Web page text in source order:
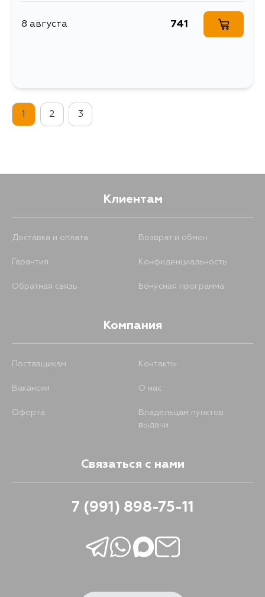
8 августа 741
1 2 3
Клиентам
Доставка и оплата Возврат и обмен
Гарантия Конфиденциальность
Обратная связь Бонусная программа
Компания
Поставщикам Контакты
Вакансии О нас
Оферта
Владельцам пунктов
выдачи
Связаться с нами
7 (991) 898-75-11